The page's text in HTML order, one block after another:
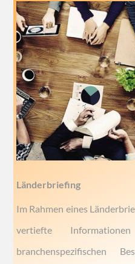
Länderbriefing
Im Rahmen eines
vertiefte
branchenspezifischen